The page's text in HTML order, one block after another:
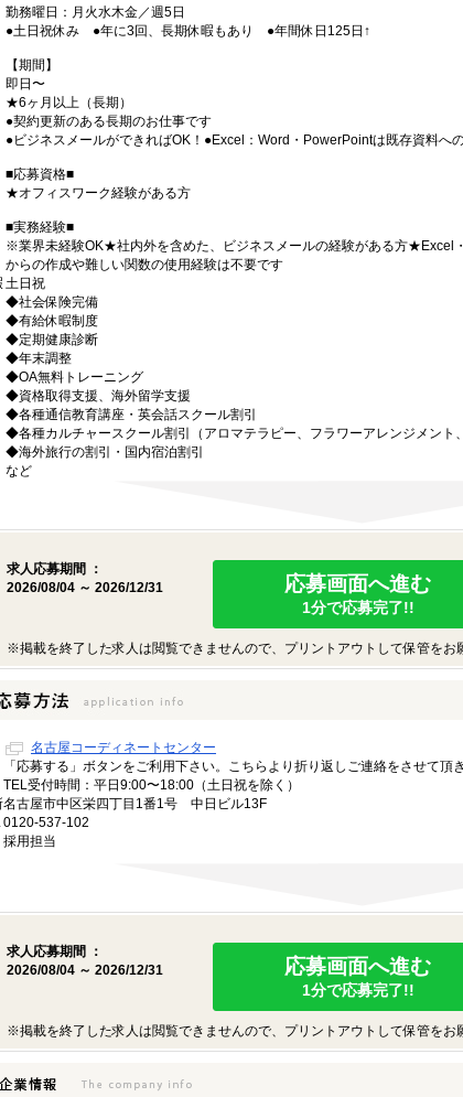
勤務曜日：月火水木金／週5日
●土日祝休み ●年に3回、長期休暇もあり ●年間休日125日↑
【期間】
即日〜
★6ヶ月以上（長期）
●契約更新のある長期のお仕事です
●ビジネスメールができればOK！●Excel：Word・PowerPointは既存資料へ
■応募資格■
★オフィスワーク経験がある方
■実務経験■
※業界未経験OK★社内外を含めた、ビジネスメールの経験がある方
からの作成や難しい関数の使用経験は不要です
土日祝
◆社会保険完備
◆有給休暇制度
◆定期健康診断
◆年末調整
◆OA無料トレーニング
◆資格取得支援、海外留学支援
◆各種通信教育講座・英会話スクール割引
◆各種カルチャースクール割引（アロマテラピー、フラワーアレンジメント
◆海外旅行の割引・国内宿泊割引
など
求人応募期間 ：
2026/08/04 ～ 2026/12/31
応募画面へ進む
1分で応募完了!!
※掲載を終了した求人は閲覧できませんので、プリントアウトして保管をお
名古屋コーディネートセンター
「応募する」ボタンをご利用下さい。こちらより折り返しご連絡をさせて頂き
TEL受付時間：平日9:00〜18:00（土日祝を除く）
名古屋市中区栄四丁目1番1号 中日ビル13F
0120-537-102
採用担当
求人応募期間 ：
2026/08/04 ～ 2026/12/31
応募画面へ進む
1分で応募完了!!
※掲載を終了した求人は閲覧できませんので、プリントアウトして保管をお